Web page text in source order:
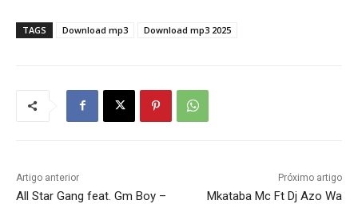
TAGS Download mp3 Download mp3 2025
Artigo anterior
All Star Gang feat. Gm Boy –
Próximo artigo
Mkataba Mc Ft Dj Azo Wa